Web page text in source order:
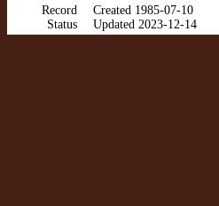
Record
Status
Created 1985-07-10
Updated 2023-12-14